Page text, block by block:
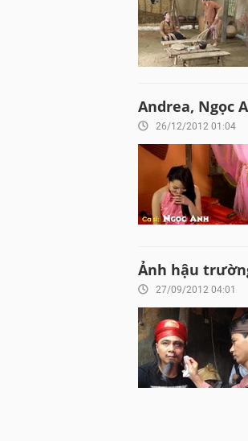
Andrea, Ngọc
26/12/2012 01:04
Ảnh hậu
27/09/2012 04:01